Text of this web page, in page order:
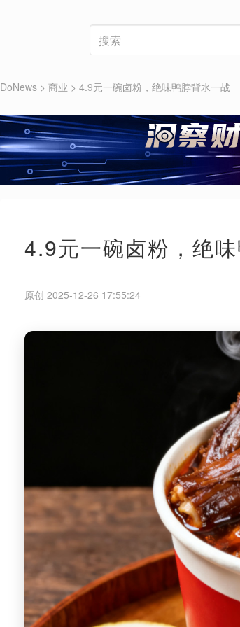
DoNews > 商业 > 4.9元一碗卤粉，绝味鸭脖背水一战
4.9元一碗卤粉，绝
原创 2025-12-26 17:55:24